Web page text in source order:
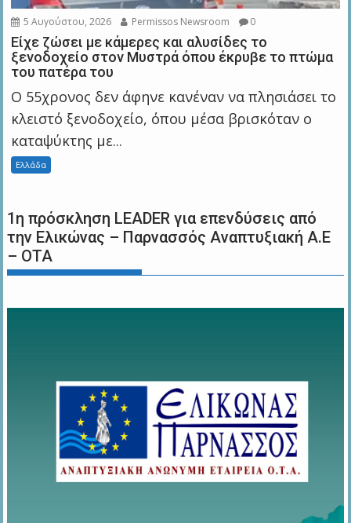
5 Αυγούστου, 2026 Permissos Newsroom 0
Είχε ζώσει με κάμερες και αλυσίδες το
ξενοδοχείο στον Μυστρά όπου έκρυβε το πτώμα
του πατέρα του
Ο 55χρονος δεν άφηνε κανέναν να πλησιάσει το
κλειστό ξενοδοχείο, όπου μέσα βρισκόταν ο
καταψύκτης με...
Ελλάδα
1η πρόσκληση LEADER για επενδύσεις από
την Ελικώνας – Παρνασσός Αναπτυξιακή Α.Ε
– ΟΤΑ